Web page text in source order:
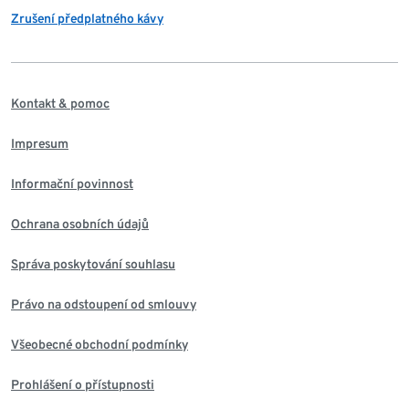
Zrušení předplatného kávy
Kontakt & pomoc
Impresum
Informační povinnost
Ochrana osobních údajů
Správa poskytování souhlasu
Právo na odstoupení od smlouvy
Všeobecné obchodní podmínky
Prohlášení o přístupnosti